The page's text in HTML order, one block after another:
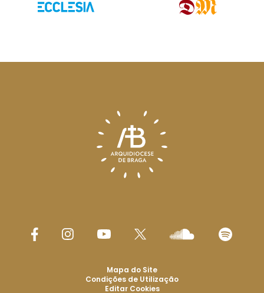
Mapa do Site
Condições de Utilização
Editar Cookies